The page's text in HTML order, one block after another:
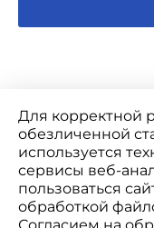
Использование
Для корректной
обезличенной
используется
сервисы веб-
пользоваться
обработкой